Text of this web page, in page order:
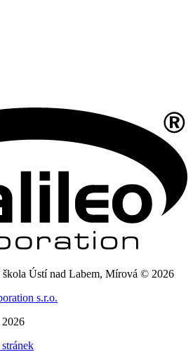
Ústí nad Labem, Mírová © 2026
s.r.o.
2026